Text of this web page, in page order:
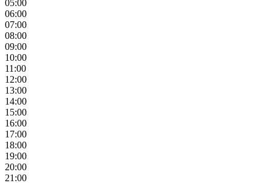
05:00
06:00
07:00
08:00
09:00
10:00
11:00
12:00
13:00
14:00
15:00
16:00
17:00
18:00
19:00
20:00
21:00